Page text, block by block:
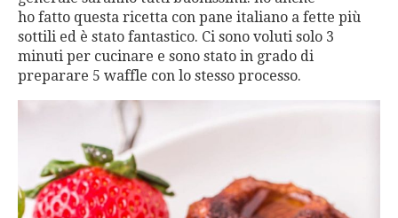
ho fatto questa ricetta con pane italiano a fette più
sottili ed è stato fantastico. Ci sono voluti solo 3
minuti per cucinare e sono stato in grado di
preparare 5 waffle con lo stesso processo.